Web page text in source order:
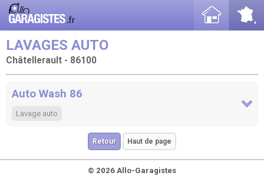
LAVAGES AUTO
Châtellerault - 86100
Auto Wash 86
Lavage auto
Retour Haut de page
© 2026 Allo-Garagistes